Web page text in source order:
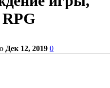
Дек 12, 2019 0